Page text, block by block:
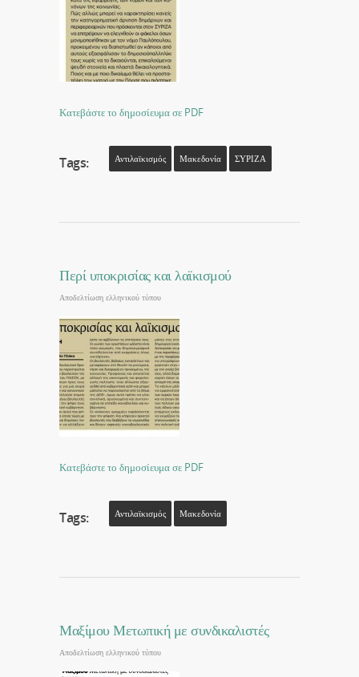
Κατεβάστε το δημοσίευμα σε PDF
Tags: Αντιλαϊκισμός Μακεδονία ΣΥΡΙΖΑ
Περί υποκρισίας και λαϊκισμού
Αποδελτίωση ελληνικού τύπου
Κατεβάστε το δημοσίευμα σε PDF
Tags: Αντιλαϊκισμός Μακεδονία
Μαξίμου Μετωπική με συνδικαλιστές
Αποδελτίωση ελληνικού τύπου